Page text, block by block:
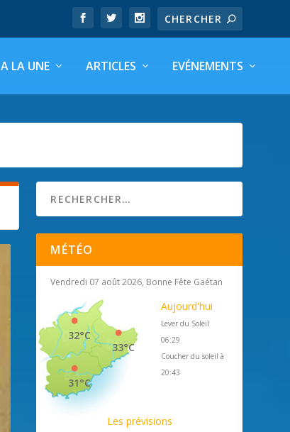
A LA UNE ARTICLES EVÉNEMENTS
MÉTÉO
Vendredi 07 août 2026, Bonne Fête Gaétan
33°C
32°C
31°C
Aujourd'hui
Lever du Soleil
06:29
Coucher du soleil à
20:43
Les prévisions